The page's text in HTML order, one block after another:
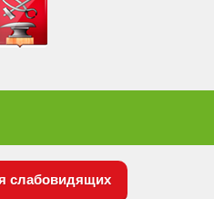
слабовидящих